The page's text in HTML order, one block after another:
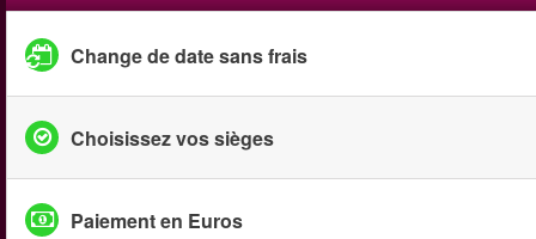
Change de date sans frais
Choisissez vos sièges
Paiement en Euros